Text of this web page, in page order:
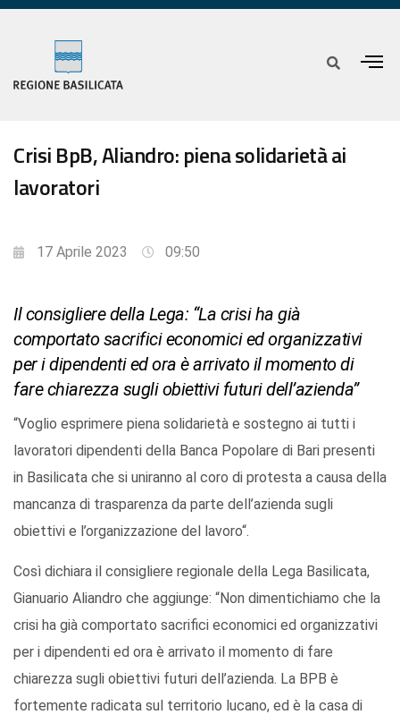
Crisi BpB, Aliandro: piena solidarietà ai
lavoratori
17 Aprile 2023 09:50
Il consigliere della Lega: “La crisi ha già
comportato sacrifici economici ed organizzativi
per i dipendenti ed ora è arrivato il momento di
fare chiarezza sugli obiettivi futuri dell’azienda”
“Voglio esprimere piena solidarietà e sostegno ai tutti i
lavoratori dipendenti della Banca Popolare di Bari presenti
in Basilicata che si uniranno al coro di protesta a causa della
mancanza di trasparenza da parte dell’azienda sugli
obiettivi e l’organizzazione del lavoro“.
Così dichiara il consigliere regionale della Lega Basilicata,
Gianuario Aliandro che aggiunge: “Non dimentichiamo che la
crisi ha già comportato sacrifici economici ed organizzativi
per i dipendenti ed ora è arrivato il momento di fare
chiarezza sugli obiettivi futuri dell’azienda. La BPB è
fortemente radicata sul territorio lucano, ed è la casa di